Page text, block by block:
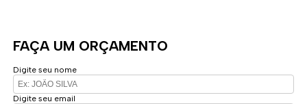
FAÇA UM ORÇAMENTO
Digite seu nome
Digite seu email